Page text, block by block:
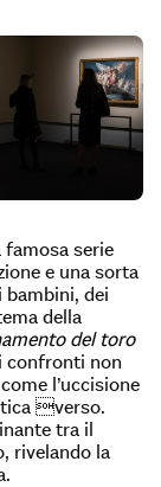
famosa serie
e una sorta
bambini, dei
della
del toro
confronti non
l’uccisione
verso.
tra il
rivelando la